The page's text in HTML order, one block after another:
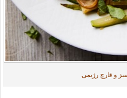
و قارچ رژیمی